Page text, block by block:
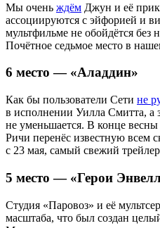
Мы очень ждём Джун и её
ассоциируются с эйфорией и
мультфильме не обойдётся без
Почётное седьмое место в
6 место — «Аладдин»
Как бы пользователи Сети не
в исполнении Уилла Смитта, а
не уменьшается. В конце
Ричи перенёс известную всем
с 23 мая, самый свежий трейлер
5 место — «Герои
Студия «Паровоз» и её
масштаба, что был создан